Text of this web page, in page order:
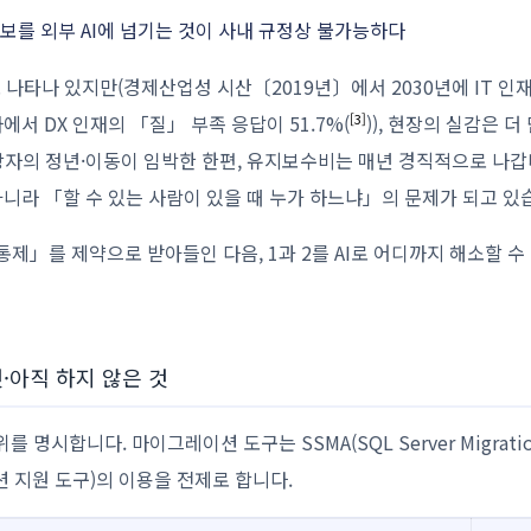
를 외부 AI에 넘기는 것이 사내 규정상 불가능하다
타나 있지만(경제산업성 시산〔2019년〕에서 2030년에 IT 인
서 DX 인재의 「질」 부족 응답이 51.7%([3])), 현장의 실감은 더
의 정년·이동이 임박한 한편, 유지보수비는 매년 경직적으로 나
라 「할 수 있는 사람이 있을 때 누가 하느냐」의 문제가 되고 있
제」를 제약으로 받아들인 다음, 1과 2를 AI로 어디까지 해소할
직 하지 않은 것
를 명시합니다. 마이그레이션 도구는 SSMA(SQL Server
원 도구)의 이용을 전제로 합니다.